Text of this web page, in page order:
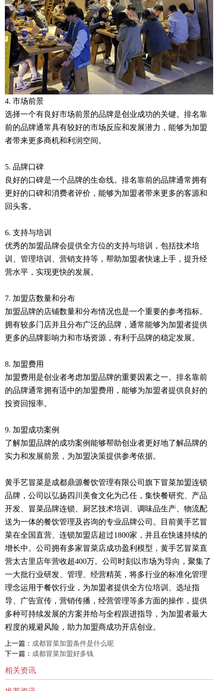
4. 市场前景
选择一个有良好市场前景的品牌是创业成功的关键。排名靠
前的品牌通常具有较好的市场反应和发展潜力，能够为加盟
者带来更多商机和利润空间。
5. 品牌口碑
良好的口碑是一个品牌的生命线。排名靠前的品牌通常拥有
更好的口碑和消费者评价，能够为加盟者带来更多的客源和
回头客。
6. 支持与培训
优秀的加盟品牌会提供全方位的支持与培训，包括技术培
训、管理培训、营销支持等，帮助加盟者快速上手，提升经
营水平，实现更快的发展。
7. 加盟店数量和分布
加盟品牌的店铺数量和分布情况也是一个重要的参考指标。
拥有较多门店并且分布广泛的品牌，通常能够为加盟者提供
更多的品牌影响力和市场资源，有利于品牌的稳定发展。
8. 加盟费用
加盟费用是创业者考虑加盟品牌的重要因素之一。排名靠前
的品牌通常拥有适中的加盟费用，能够为加盟者提供良好的
投资回报率。
9. 加盟成功案例
了解加盟品牌的成功案例能够帮助创业者更好地了解品牌的
实力和发展前景，为加盟决策提供参考依据。
黄手艺冒菜是成都鼎源餐饮管理有限公司旗下冒菜加盟连锁
品牌，公司以弘扬四川美食文化为己任，集快餐研究、产品
开发、冒菜品牌连锁、厨艺技术培训、调味品生产、物流配
送为一体的餐饮管理及咨询的专业品牌公司。目前黄手艺冒
菜在全国直营、连锁加盟店超过1800家，并且在快速持续的
增长中。公司拥有多家冒菜店成功盈利模型，黄手艺冒菜直
营太古里店年营收超400万。公司时刻以市场为导向，聚集了
一大批行业研发、管理、经营精英，将多行业的标准化管理
理念运用于餐饮行业，为加盟者提供全方位培训、选址指
导、广告宣传，营销传播，经营管理等多方面的操作，提供
多种可持续发展的方案并给与全程跟进指导，为加盟者最大
程度的规避风险，助力加盟商成功开店创业。
上一篇： 成都冒菜加盟条件是什么呢
下一篇： 成都冒菜加盟好多钱
相关资讯